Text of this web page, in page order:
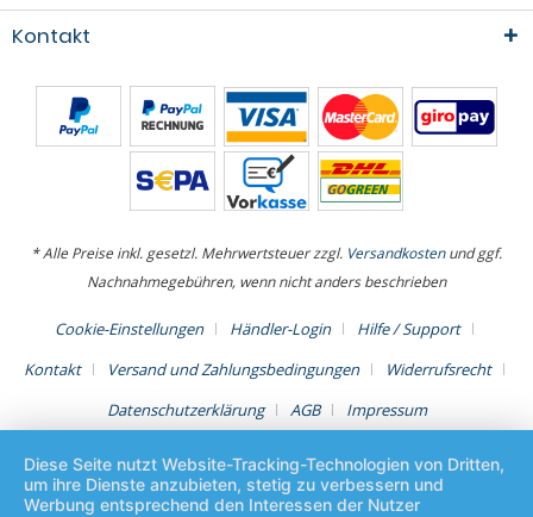
Kontakt
* Alle Preise inkl. gesetzl. Mehrwertsteuer zzgl. Versandkostenund ggf.
Nachnahmegebühren, wenn nicht anders beschrieben
Cookie-Einstellungen Händler-Login
Hilfe / Support
Kontakt
Versand und Zahlungsbedingungen
Widerrufsrecht
Datenschutzerklärung
AGB Impressum
Diese Seite nutzt Website-Tracking-Technologien von Dritten,
um ihre Dienste anzubieten, stetig zu verbessern und
Werbung entsprechend den Interessen der Nutzer